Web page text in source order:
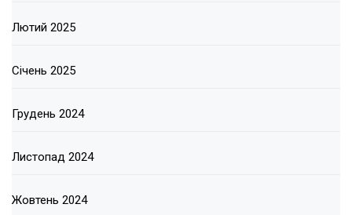
Лютий 2025
Січень 2025
Грудень 2024
Листопад 2024
Жовтень 2024